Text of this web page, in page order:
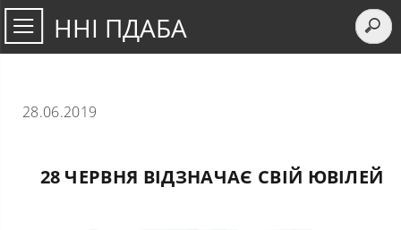
ННІ ПДАБА
28.06.2019
28 ЧЕРВНЯ ВІДЗНАЧАЄ СВІЙ ЮВІЛЕЙ